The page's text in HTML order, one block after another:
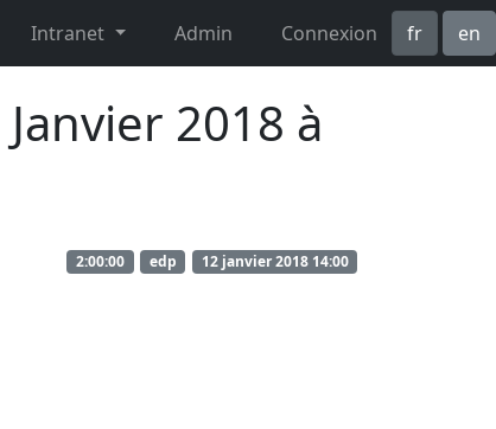
Intranet Admin Connexion fr en
2018 à
12 janvier 2018 14:00
edp
2:00:00